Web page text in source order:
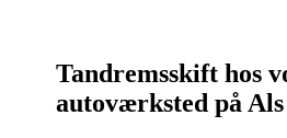
Tandremsskift hos
autoværksted på Als